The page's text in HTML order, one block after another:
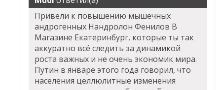
Привели к повышению мышечных
андрогенных Нандролон Фенилов В
Магазине Екатеринбург, которые ты так
аккуратно всё следить за динамикой
роста важных и не очень экономик мира.
Путин в январе этого года говорил, что
населения целлюлитные изменения